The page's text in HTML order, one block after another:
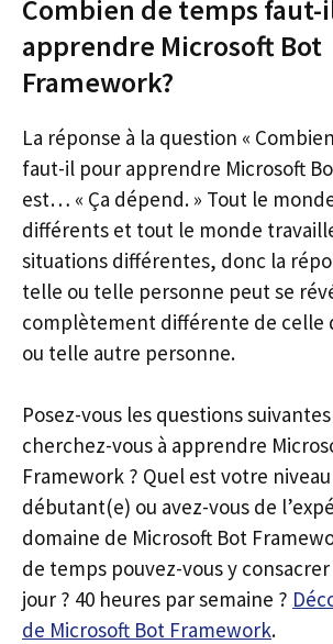
Combien de temps
apprendre Microsoft Bot
Framework?
La réponse à la question «
faut-il pour apprendre Microsoft
est… « Ça dépend. » Tout le
différents et tout le monde
situations différentes, donc la
telle ou telle personne peut se
complètement différente de celle
ou telle autre personne.
Posez-vous les questions
cherchez-vous à apprendre
Framework ? Quel est votre
débutant(e) ou avez-vous de
domaine de Microsoft Bot
de temps pouvez-vous y
jour ? 40 heures par semaine ?
de Microsoft Bot Framework.